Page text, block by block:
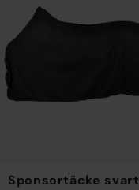
Sponsortäcke svart